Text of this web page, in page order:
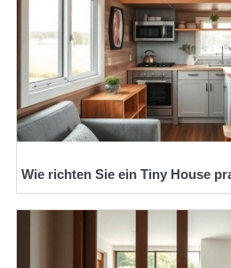
Wie richten Sie ein Tiny House